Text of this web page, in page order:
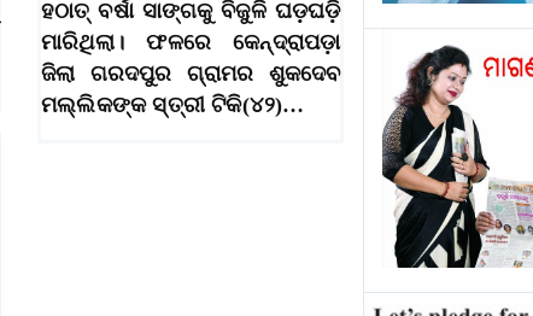
ହଠାତ୍‌ ବର୍ଷା ସାଙ୍ଗକୁ ବିଜୁଳି ଘଡ଼ଘଡ଼ି
ମାରିଥିଲା। ଫଳରେ କେନ୍ଦ୍ରାପଡ଼ା
ଜିଲା ଗରଦପୁର ଗ୍ରାମର ଶୁକଦେବ
ମଲ୍ଲିକଙ୍କ ସ୍ତ୍ରୀ ଟିକି(୪୨)…